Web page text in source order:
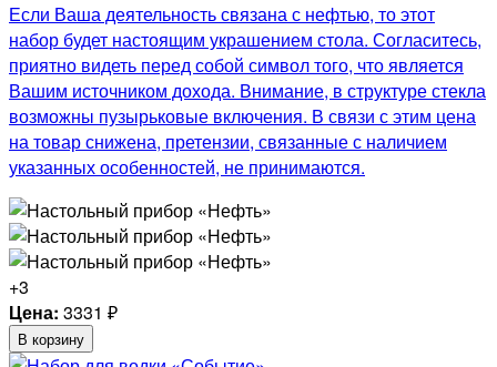
Если Ваша деятельность связана с нефтью, то этот
набор будет настоящим украшением стола. Согласитесь,
приятно видеть перед собой символ того, что является
Вашим источником дохода. Внимание, в структуре стекла
возможны пузырьковые включения. В связи с этим цена
на товар снижена, претензии, связанные с наличием
указанных особенностей, не принимаются.
+3
Цена: 3331 ₽
В корзину